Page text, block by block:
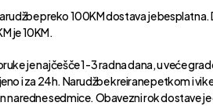
preko 100KM dostava je
je 10KM.
je najčešče 1-3 radna dana, u veće
i za 24h. Narudžbe kreirane petkom i
naredne sedmice. Obavezni rok dostave